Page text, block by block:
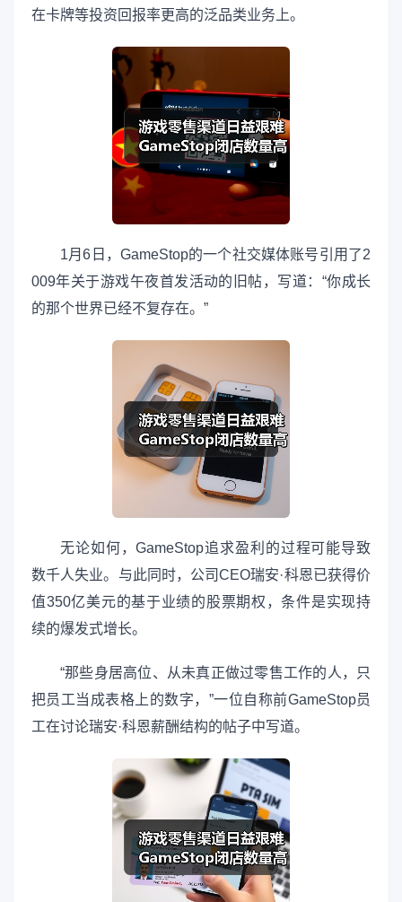
在卡牌等投资回报率更高的泛品类业务上。
1月6日，GameStop的一个社交媒体账号引用了2
009年关于游戏午夜首发活动的旧帖，写道：“你成长
的那个世界已经不复存在。”
无论如何，GameStop追求盈利的过程可能导致
数千人失业。与此同时，公司CEO瑞安·科恩已获得价
值350亿美元的基于业绩的股票期权，条件是实现持
续的爆发式增长。
“那些身居高位、从未真正做过零售工作的人，只
把员工当成表格上的数字，”一位自称前GameStop员
工在讨论瑞安·科恩薪酬结构的帖子中写道。